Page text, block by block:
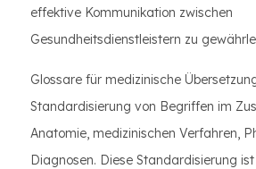
effektive Kommunikation zwischen
Gesundheitsdienstleistern zu
Glossare für medizinische
Standardisierung von Begriffen im
Anatomie, medizinischen Verfahren,
Diagnosen. Diese Standardisierung